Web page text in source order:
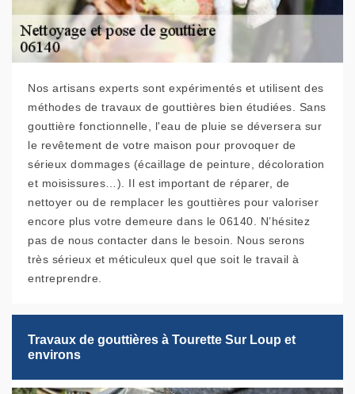
Nos artisans experts sont expérimentés et utilisent des
méthodes de travaux de gouttières bien étudiées. Sans
gouttière fonctionnelle, l'eau de pluie se déversera sur
le revêtement de votre maison pour provoquer de
sérieux dommages (écaillage de peinture, décoloration
et moisissures…). Il est important de réparer, de
nettoyer ou de remplacer les gouttières pour valoriser
encore plus votre demeure dans le 06140. N’hésitez
pas de nous contacter dans le besoin. Nous serons
très sérieux et méticuleux quel que soit le travail à
entreprendre.
Travaux de gouttières à Tourette Sur Loup et
environs